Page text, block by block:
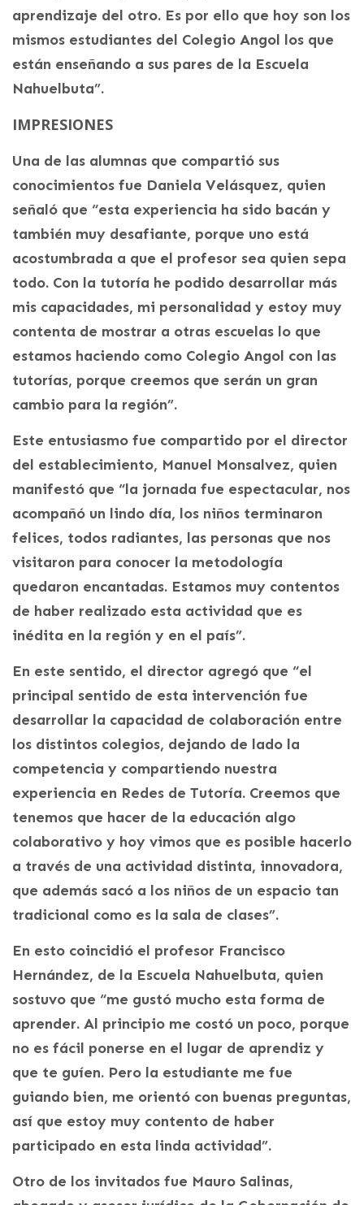
aprendizaje del otro. Es por ello que hoy son los
mismos estudiantes del Colegio Angol los que
están enseñando a sus pares de la Escuela
Nahuelbuta”.
IMPRESIONES
Una de las alumnas que compartió sus
conocimientos fue Daniela Velásquez, quien
señaló que “esta experiencia ha sido bacán y
también muy desafiante, porque uno está
acostumbrada a que el profesor sea quien sepa
todo. Con la tutoría he podido desarrollar más
mis capacidades, mi personalidad y estoy muy
contenta de mostrar a otras escuelas lo que
estamos haciendo como Colegio Angol con las
tutorías, porque creemos que serán un gran
cambio para la región”.
Este entusiasmo fue compartido por el director
del establecimiento, Manuel Monsalvez, quien
manifestó que “la jornada fue espectacular, nos
acompañó un lindo día, los niños terminaron
felices, todos radiantes, las personas que nos
visitaron para conocer la metodología
quedaron encantadas. Estamos muy contentos
de haber realizado esta actividad que es
inédita en la región y en el país”.
En este sentido, el director agregó que “el
principal sentido de esta intervención fue
desarrollar la capacidad de colaboración entre
los distintos colegios, dejando de lado la
competencia y compartiendo nuestra
experiencia en Redes de Tutoría. Creemos que
tenemos que hacer de la educación algo
colaborativo y hoy vimos que es posible hacerlo
a través de una actividad distinta, innovadora,
que además sacó a los niños de un espacio tan
tradicional como es la sala de clases”.
En esto coincidió el profesor Francisco
Hernández, de la Escuela Nahuelbuta, quien
sostuvo que “me gustó mucho esta forma de
aprender. Al principio me costó un poco, porque
no es fácil ponerse en el lugar de aprendiz y
que te guíen. Pero la estudiante me fue
guiando bien, me orientó con buenas preguntas,
así que estoy muy contento de haber
participado en esta linda actividad”.
Otro de los invitados fue Mauro Salinas,